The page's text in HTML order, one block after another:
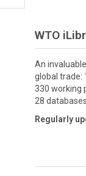
WTO
An
global trade:
330 working
28
Regularly